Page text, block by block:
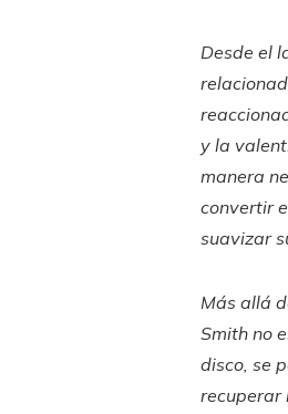
Desde el
y la
manera
convertir
suavizar
Más allá
Smith no
disco, se
recuperar